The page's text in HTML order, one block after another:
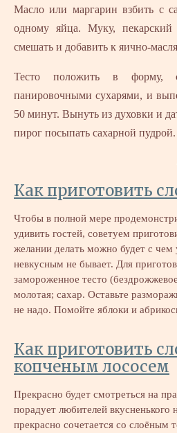
Масло или маргарин взбить с
одному яйца. Муку,
смешать и добавить к яично-
Тесто положить в форму,
панировочными сухарями, и
50 минут. Вынуть из духовки и
пирог посыпать сахарной пудрой.
Как приготовить
Чтобы в полной мере
удивить гостей, советуем
желании делать можно будет с чем
невкусным не бывает. Для
замороженное тесто
молотая; сахар. Оставьте
не надо. Помойте яблоки и
Как приготовить
копченым лососем
Прекрасно будет смотреться на
порадует любителей вкусненького
прекрасно сочетается со слоёным